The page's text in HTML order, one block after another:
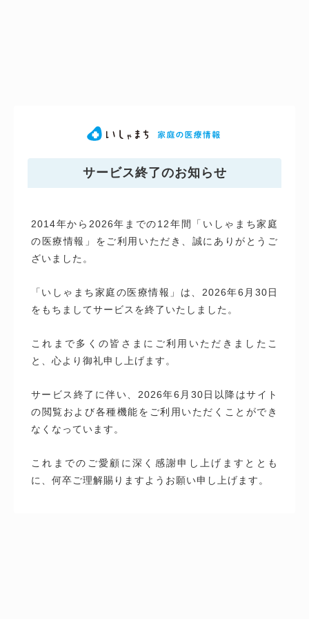
サービス終了のお知らせ
2014年から2026年までの12年間「いしゃまち家庭
の医療情報」をご利用いただき、誠にありがとうご
ざいました。
「いしゃまち家庭の医療情報」は、2026年6月30日
をもちましてサービスを終了いたしました。
これまで多くの皆さまにご利用いただきましたこ
と、心より御礼申し上げます。
サービス終了に伴い、2026年6月30日以降はサイト
の閲覧および各種機能をご利用いただくことができ
なくなっています。
これまでのご愛顧に深く感謝申し上げますととも
に、何卒ご理解賜りますようお願い申し上げます。